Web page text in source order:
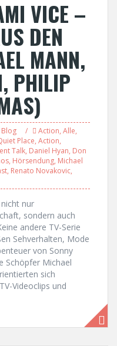
VICE –
DEN
MANN,
PHILIP
Action, Alle,
Place, Action,
Talk, Daniel Hyan, Don
, Hörsendung, Michael
, Renato Novakovic,
nur
sondern auch
andere TV-Serie
Sehverhalten, Mode
von Sonny
Schöpfer Michael
sich
Videoclips und